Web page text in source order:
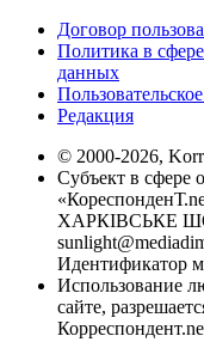
Договор
Политика в
данных
Редакция
© 2000-2026,
Субъект в сфере
ХАРКІВСЬКЕ
Идентификатор
Использование
сайте,